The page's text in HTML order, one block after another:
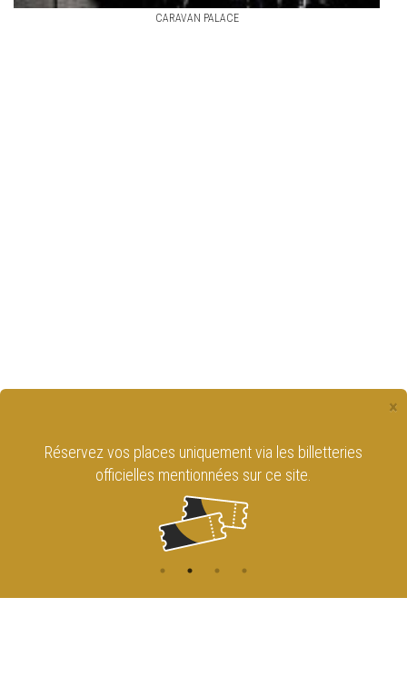
CARAVAN PALACE
×
Réservez vos places uniquement via les billetteries
officielles mentionnées sur ce site.